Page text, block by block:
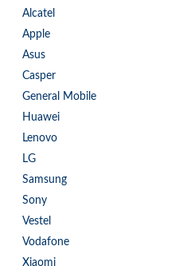
Alcatel
Apple
Asus
Casper
General Mobile
Huawei
Lenovo
LG
Samsung
Sony
Vestel
Vodafone
Xiaomi